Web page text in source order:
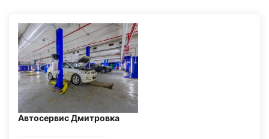
Автосервис Дмитровка